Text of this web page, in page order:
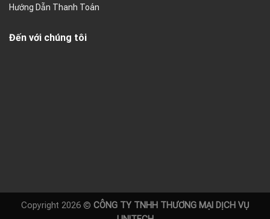
Hướng Dẫn Thanh Toán
Đến với chúng tôi
Copyright 2026 © CÔNG TY TNHH THƯƠNG MẠI DỊCH VỤ